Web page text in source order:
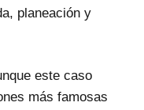
planeación y
este caso
más famosas